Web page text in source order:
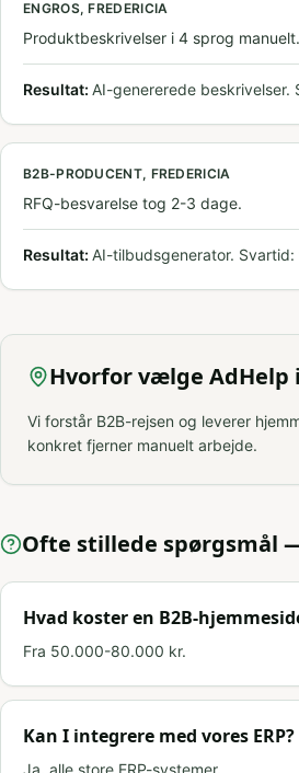
ENGROS, FREDERICIA
Produktbeskrivelser i 4 sprog manuelt.
Resultat: AI-genererede beskrivelser.
B2B-PRODUCENT, FREDERICIA
RFQ-besvarelse tog 2-3 dage.
Resultat: AI-tilbudsgenerator.
Hvorfor vælge AdHelp
Vi forstår B2B-rejsen og leverer
konkret fjerner manuelt arbejde.
Ofte stillede spørgsmål
Hvad koster en B2B-
Fra 50.000-80.000 kr.
Kan I integrere med vores ERP?
Ja, alle store ERP-systemer.